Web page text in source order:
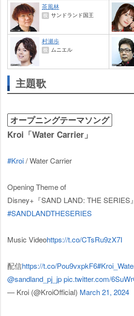
茶風林
役 サンドランド国王
村瀬歩
役 ムニエル
主題歌
オープニングテーマソング
Kroi「Water Carrier」
#Kroi/ Water Carrier
Opening Theme of
Disney+『SAND LAND: THE SERIES』
#SANDLANDTHESERIES
Music Videohttps://t.co/CTsRu9zX7I
配信https://t.co/Pou9vxpkF6
@sandland_pj_jppic.twitter.com/
— Kroi (@KroiOfficial) March 21, 2024